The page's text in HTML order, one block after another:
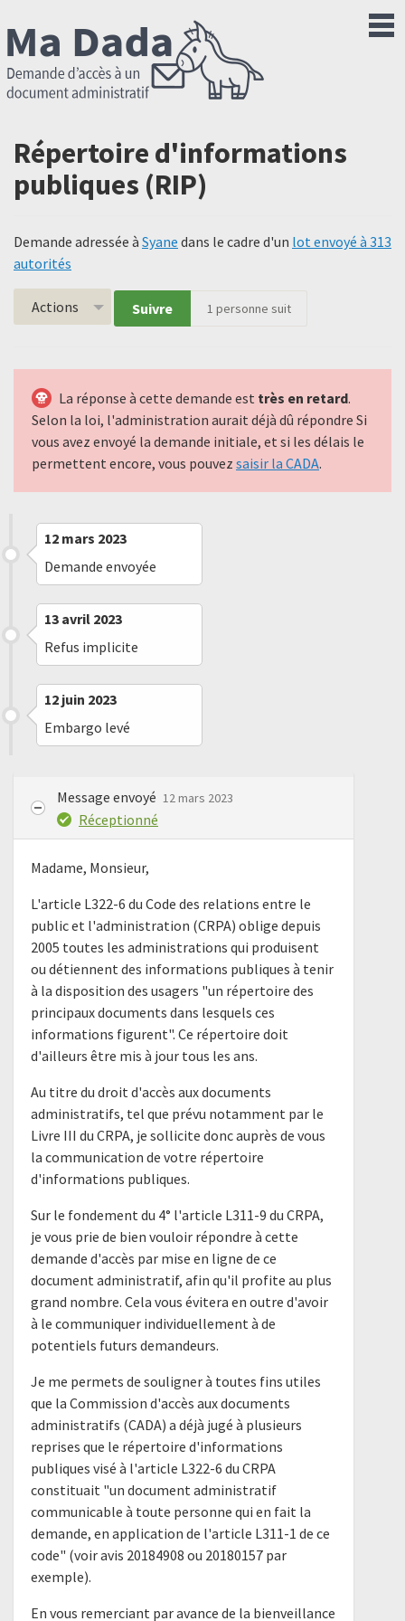
Répertoire d'informations
publiques (RIP)
Demande adressée à Syane dans le cadre d'un lot envoyé à 313
autorités
Actions Suivre 1 personne suit
La réponse à cette demande est très en retard.
Selon la loi, l'administration aurait déjà dû répondre Si
vous avez envoyé la demande initiale, et si les délais le
permettent encore, vous pouvez saisir la CADA.
12 mars 2023
Demande envoyée
13 avril 2023
Refus implicite
12 juin 2023
Embargo levé
Message envoyé 12 mars 2023
Réceptionné
Madame, Monsieur,
L'article L322-6 du Code des relations entre le
public et l'administration (CRPA) oblige depuis
2005 toutes les administrations qui produisent
ou détiennent des informations publiques à tenir
à la disposition des usagers "un répertoire des
principaux documents dans lesquels ces
informations figurent". Ce répertoire doit
d'ailleurs être mis à jour tous les ans.
Au titre du droit d'accès aux documents
administratifs, tel que prévu notamment par le
Livre III du CRPA, je sollicite donc auprès de vous
la communication de votre répertoire
d'informations publiques.
Sur le fondement du 4° l'article L311-9 du CRPA,
je vous prie de bien vouloir répondre à cette
demande d'accès par mise en ligne de ce
document administratif, afin qu'il profite au plus
grand nombre. Cela vous évitera en outre d'avoir
à le communiquer individuellement à de
potentiels futurs demandeurs.
Je me permets de souligner à toutes fins utiles
que la Commission d'accès aux documents
administratifs (CADA) a déjà jugé à plusieurs
reprises que le répertoire d'informations
publiques visé à l'article L322-6 du CRPA
constituait "un document administratif
communicable à toute personne qui en fait la
demande, en application de l'article L311-1 de ce
code" (voir avis 20184908 ou 20180157 par
exemple).
En vous remerciant par avance de la bienveillance